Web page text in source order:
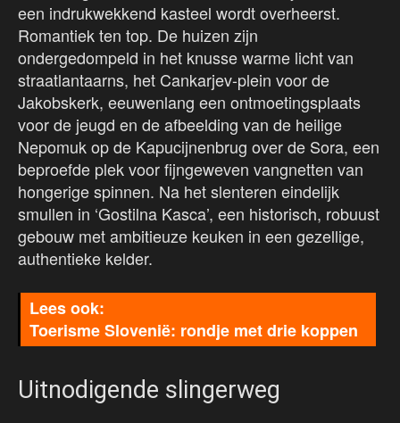
een indrukwekkend kasteel wordt overheerst.
Romantiek ten top. De huizen zijn
ondergedompeld in het knusse warme licht van
straatlantaarns, het Cankarjev-plein voor de
Jakobskerk, eeuwenlang een ontmoetingsplaats
voor de jeugd en de afbeelding van de heilige
Nepomuk op de Kapucijnenbrug over de Sora, een
beproefde plek voor fijngeweven vangnetten van
hongerige spinnen. Na het slenteren eindelijk
smullen in ‘Gostilna Kasca’, een historisch, robuust
gebouw met ambitieuze keuken in een gezellige,
authentieke kelder.
Toerisme Slovenië: rondje met drie koppen
Uitnodigende slingerweg